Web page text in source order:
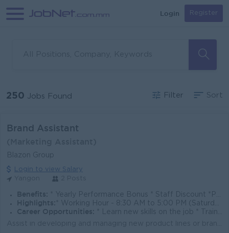
Login Register
250 Jobs Found Filter Sort
Brand Assistant
Blazon Group
Login to view Salary
Benefits: * Yearly Performance Bonus * Staff Discount *Product Benefits
Highlights: * Working Hour - 8:30 AM to 5:00 PM (Saturday Alternatively) * Fun & flexible workplace * Better lifestyle * oversea job opportunity & oversea trip
Career Opportunities:
* Learn new skills on the job * Training Provide * Career Roadmap: Brand Manager